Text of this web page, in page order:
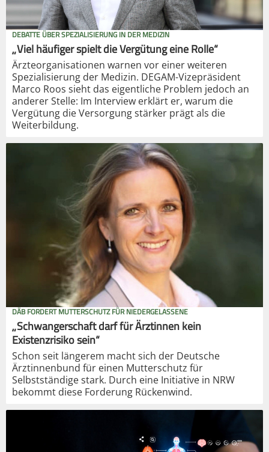
DEBATTE ÜBER SPEZIALISIERUNG IN DER MEDIZIN
„Viel häufiger spielt die Vergütung eine Rolle“
Ärzteorganisationen warnen vor einer weiteren
Spezialisierung der Medizin. DEGAM-Vizepräsident
Marco Roos sieht das eigentliche Problem jedoch an
anderer Stelle: Im Interview erklärt er, warum die
Vergütung die Versorgung stärker prägt als die
Weiterbildung.
DÄB FORDERT MUTTERSCHUTZ FÜR NIEDERGELASSENE
„Schwangerschaft darf für Ärztinnen kein
Existenzrisiko sein“
Schon seit längerem macht sich der Deutsche
Ärztinnenbund für einen Mutterschutz für
Selbstständige stark. Durch eine Initiative in NRW
bekommt diese Forderung Rückenwind.